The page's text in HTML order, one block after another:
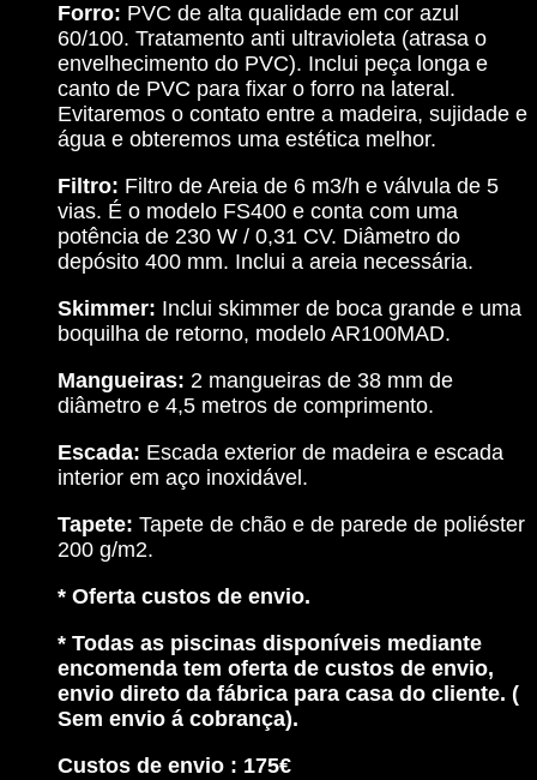
Forro: PVC de alta qualidade em cor azul
60/100. Tratamento anti ultravioleta (atrasa o
envelhecimento do PVC). Inclui peça longa e
canto de PVC para fixar o forro na lateral.
Evitaremos o contato entre a madeira, sujidade e
água e obteremos uma estética melhor.
Filtro: Filtro de Areia de 6 m3/h e válvula de 5
vias. É o modelo FS400 e conta com uma
potência de 230 W / 0,31 CV. Diâmetro do
depósito 400 mm. Inclui a areia necessária.
Skimmer: Inclui skimmer de boca grande e uma
boquilha de retorno, modelo AR100MAD.
Mangueiras: 2 mangueiras de 38 mm de
diâmetro e 4,5 metros de comprimento.
Escada: Escada exterior de madeira e escada
interior em aço inoxidável.
Tapete: Tapete de chão e de parede de poliéster
200 g/m2.
* Oferta custos de envio.
* Todas as piscinas disponíveis mediante
encomenda tem oferta de custos de envio,
envio direto da fábrica para casa do cliente. (
Sem envio á cobrança).
Custos de envio : 175€